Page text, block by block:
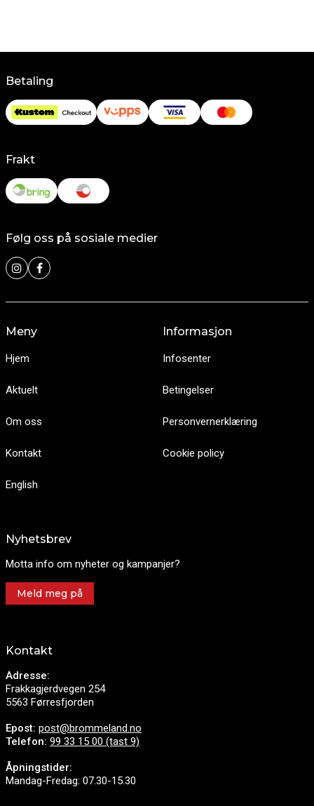
Betaling
Frakt
Følg oss på sosiale medier
Meny
Hjem
Aktuelt
Om oss
Kontakt
English
Informasjon
Infosenter
Betingelser
Personvernerklæring
Cookie policy
Nyhetsbrev
Motta info om nyheter og kampanjer?
Meld meg på
Kontakt
Adresse:
Frakkagjerdvegen 254
5563 Førresfjorden
Epost: post@brommeland.no
Telefon: 99 33 15 00 (tast 9)
Åpningstider:
Mandag-Fredag: 07.30-15.30